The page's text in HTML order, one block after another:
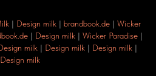
| Design milk | brandbook.de| Wicker
| Design milk | Wicker Paradise|
milk | Design milk | Design milk |
Design milk